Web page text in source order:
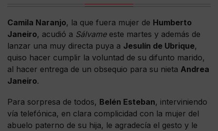
Camila Naranjo, la que fuera mujer de Humberto
Janeiro, acudió a Sálvameeste martes y además de
lanzar una muy directa puya a Jesulín de Ubrique,
quiso hacer cumplir la voluntad de su difunto marido,
al hacer entrega de un obsequio para su nieta Andrea
Janeiro.
Para sorpresa de todos, Belén Esteban, interviniendo
vía telefónica, en clara complicidad con la mujer del
abuelo paterno de su hija, le agradecía el gesto y le